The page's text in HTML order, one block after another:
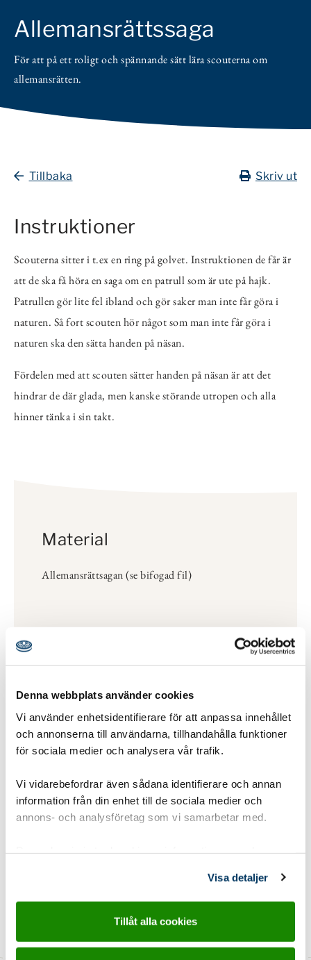
Denna webbplats använder cookies
Vi använder enhetsidentifierare för att anpassa innehållet
och annonserna till användarna, tillhandahålla funktioner
för sociala medier och analysera vår trafik.
Vi vidarebefordrar även sådana identifierare och annan
information från din enhet till de sociala medier och
annons- och analysföretag som vi samarbetar med.
samlat in när du har använt deras tjänster.
Visa detaljer
Tillåt alla cookies
Allemansrättssaga
För att på ett roligt och spännande sätt lära scouterna om
allemansrätten.
Tillbaka Skriv ut
Instruktioner
Scouterna sitter i t.ex en ring på golvet. Instruktionen de får är
att de ska få höra en saga om en patrull som är ute på hajk.
Patrullen gör lite fel ibland och gör saker man inte får göra i
naturen. Så fort scouten hör något som man inte får göra i
naturen ska den sätta handen på näsan.
Fördelen med att scouten sätter handen på näsan är att det
hindrar de där glada, men kanske störande utropen och alla
hinner tänka i sin takt.
Material
Allemansrättsagan (se bifogad fil)
Detaljinformation
Åldersgrupp:8-10 år Spårarscout
Utvecklingsområde:Tanken
Typ:Diskussion,Friluftsliv land
Aktivitetsbanken-Allemansrattssagan-Patrullen-
Ugglans-hajk.pdf